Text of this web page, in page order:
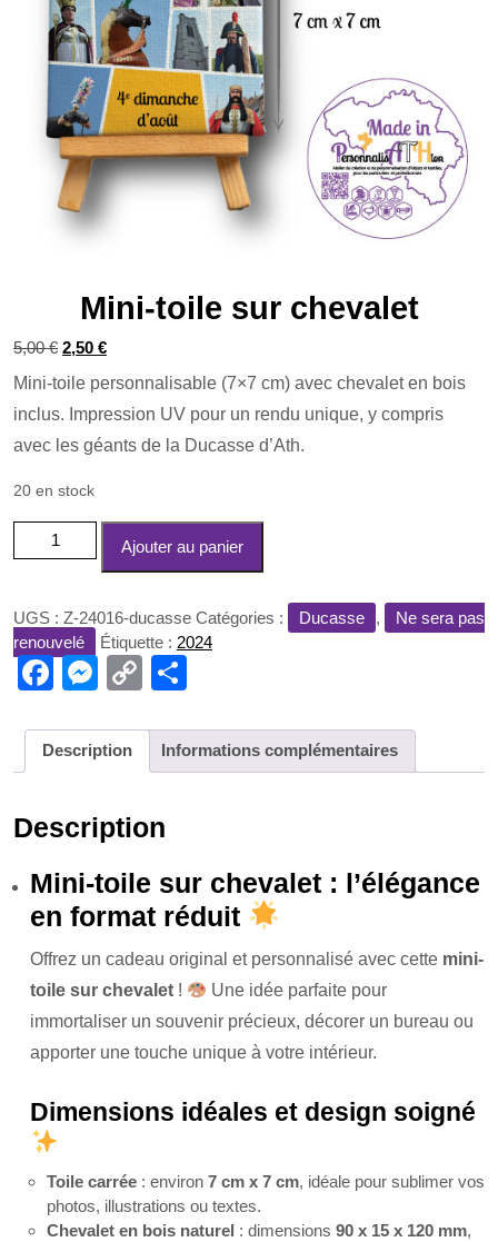
Mini-toile sur chevalet
5,00€ Le
prix
initial
était :
2,50 €Le
prix
actuel
est :
Mini-toile personnalisable (7×7 cm) avec chevalet en bois
inclus. Impression UV pour un rendu unique, y compris
avec les géants de la Ducasse d’Ath.
20 en stock
quantité
de
sur
chevalet
Ajouter au panier
UGS : Z-24016-ducasse Catégories : Ducasse ,
Ne sera pas
renouvelé
Étiquette : 2024
F
c
b
o
o
k
M
ss
n
g
er
C
p
y
Li
n
k
ta
g
Description Informations complémentaires
Description
Mini-toile sur chevalet : l’élégance
en format réduit
Offrez un cadeau original et personnalisé avec cette mini-
toile sur chevalet !
Une idée parfaite pour
immortaliser un souvenir précieux, décorer un bureau ou
apporter une touche unique à votre intérieur.
Dimensions idéales et design soigné
Toile carrée : environ 7 cm x 7 cm, idéale pour sublimer vos
photos, illustrations ou textes.
Chevalet en bois naturel : dimensions 90 x 15 x 120 mm,